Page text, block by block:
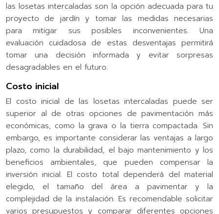
las losetas intercaladas son la opción adecuada para tu
proyecto de jardín y tomar las medidas necesarias
para mitigar sus posibles inconvenientes. Una
evaluación cuidadosa de estas desventajas permitirá
tomar una decisión informada y evitar sorpresas
desagradables en el futuro.
Costo inicial
El costo inicial de las losetas intercaladas puede ser
superior al de otras opciones de pavimentación más
económicas, como la grava o la tierra compactada. Sin
embargo, es importante considerar las ventajas a largo
plazo, como la durabilidad, el bajo mantenimiento y los
beneficios ambientales, que pueden compensar la
inversión inicial. El costo total dependerá del material
elegido, el tamaño del área a pavimentar y la
complejidad de la instalación. Es recomendable solicitar
varios presupuestos y comparar diferentes opciones